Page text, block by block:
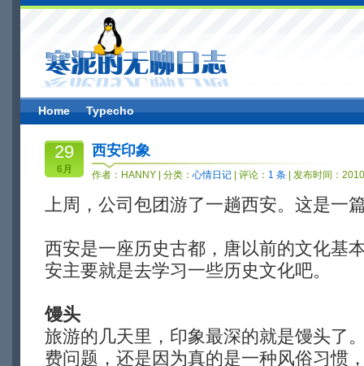
Home Typecho
29
6月
西安印象
作者： HANNY | 分类： 心情日记 | 评论： 1 条 | 发布时间：
上周，公司包团游了一趟西安。这是一
西安是一座历史古都，唐以前的文化基
安主要就是去学习一些历史文化吧。
馒头
旅游的几天里，印象最深的就是馒头了
费问题，还是因为真的是一种风俗习惯